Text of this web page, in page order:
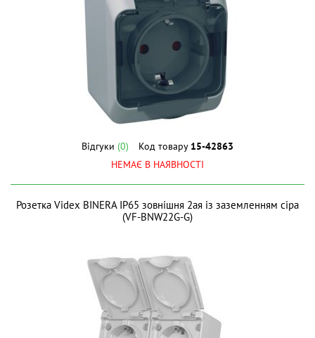
Відгуки (0) Код товару 15-42863
НЕМАЄ В НАЯВНОСТІ
Розетка Videx BINERA IP65 зовнішня 2ая із заземленням сіра
(VF-BNW22G-G)